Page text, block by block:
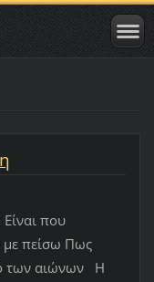
που
με πείσω Πως
των αιώνων Η